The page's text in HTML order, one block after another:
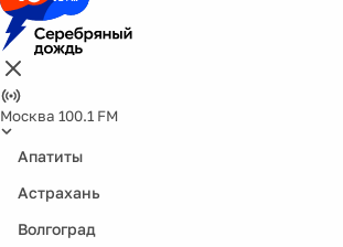
Москва 100.1 FM
Апатиты
Астрахань
Волгоград